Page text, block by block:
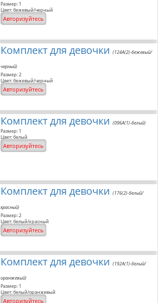
Размер: 1
Цвет: бежевый/черный
Авторизуйтесь
Комплект для девочки(124A(2)-бежевый/
черный)
Размер: 2
Цвет: бежевый/черный
Авторизуйтесь
Комплект для девочки(096A(1)-белый)
Размер: 1
Цвет: белый
Авторизуйтесь
Комплект для девочки(176(2)-белый/
красный)
Размер: 2
Цвет: белый/красный
Авторизуйтесь
Комплект для девочки(192A(1)-белый/
оранжевый)
Размер: 1
Цвет: белый/оранжевый
Авторизуйтесь